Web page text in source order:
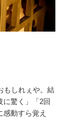
もしれぇや。結
に驚く」「2回
動すら覚え